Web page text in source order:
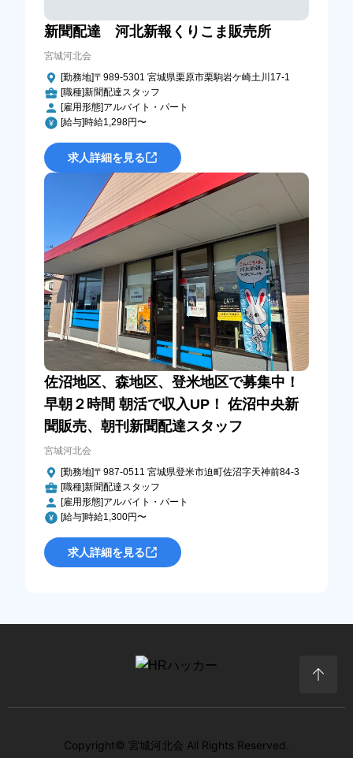
新聞配達 河北新報くりこま販売所
宮城河北会
[勤務地]〒989-5301 宮城県栗原市栗駒岩ケ崎土川17-1
[職種]新聞配達スタッフ
[雇用形態]アルバイト・パート
[給与]時給1,298円〜
求人詳細を見る
佐沼地区、森地区、登米地区で募集中！
早朝２時間 朝活で収入UP！ 佐沼中央新
聞販売、朝刊新聞配達スタッフ
宮城河北会
[勤務地]〒987-0511 宮城県登米市迫町佐沼字天神前84-3
[職種]新聞配達スタッフ
[雇用形態]アルバイト・パート
[給与]時給1,300円〜
求人詳細を見る
Copyright© 宮城河北会 All Rights Reserved.